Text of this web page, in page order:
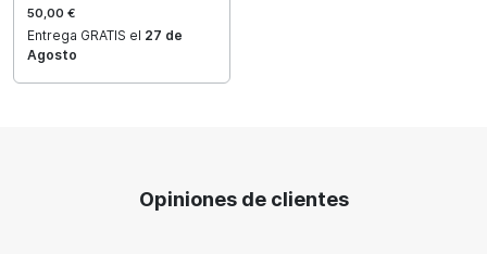
50,00 €
Entrega GRATIS el 27 de
Agosto
Opiniones de clientes